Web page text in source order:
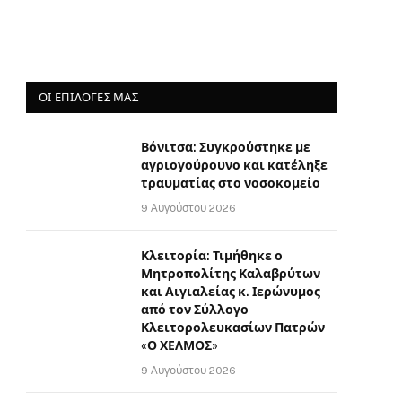
ΟΙ ΕΠΙΛΟΓΈΣ ΜΑΣ
Βόνιτσα: Συγκρούστηκε με
αγριογούρουνο και κατέληξε
τραυματίας στο νοσοκομείο
9 Αυγούστου 2026
Κλειτορία: Τιμήθηκε ο
Μητροπολίτης Καλαβρύτων
και Αιγιαλείας κ. Ιερώνυμος
από τον Σύλλογο
Κλειτορολευκασίων Πατρών
«Ο ΧΕΛΜΟΣ»
9 Αυγούστου 2026